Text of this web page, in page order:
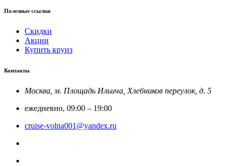
Полезные ссылки
Скидки
Акции
Купить круиз
Контакты
Москва, м. Площадь Ильича, Хлебников переулок, д. 5
ежедневно, 09:00 – 19:00
cruise-volna001@yandex.ru